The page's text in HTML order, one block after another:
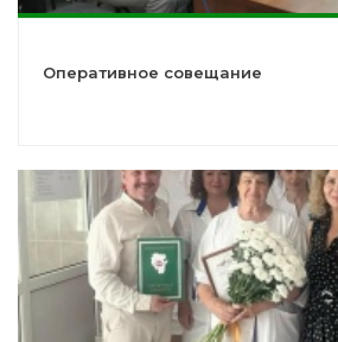
Оперативное совещание